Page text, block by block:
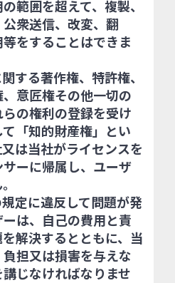
範囲を超えて、複製、
衆送信、改変、翻
をすることはできま
する著作権、特許権、
意匠権その他一切の
の権利の登録を受け
「知的財産権」とい
は当社がライセンスを
ーに帰属し、ユーザ
定に違反して問題が発
は、自己の費用と責
解決するとともに、当
担又は損害を与えな
じなければなりませ